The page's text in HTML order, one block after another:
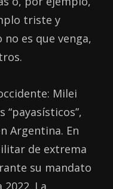
triste y
es que venga,
Milei
Argentina. En
de extrema
su mandato
La